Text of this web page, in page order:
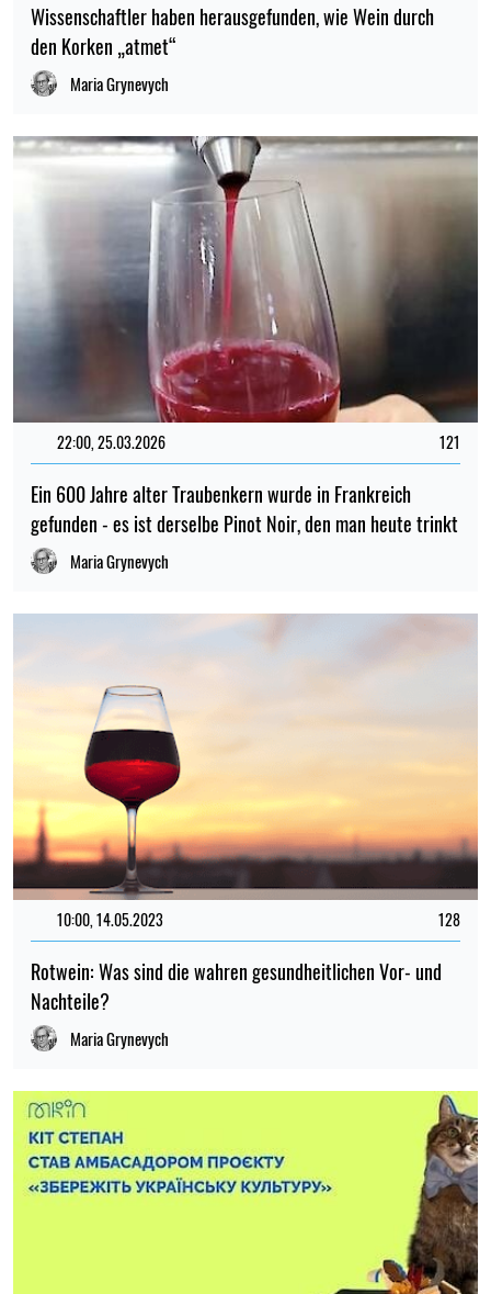
Wissenschaftler haben herausgefunden, wie Wein durch
den Korken „atmet“
Maria Grynevych
22:00, 25.03.2026 121
Ein 600 Jahre alter Traubenkern wurde in Frankreich
gefunden - es ist derselbe Pinot Noir, den man heute trinkt
Maria Grynevych
10:00, 14.05.2023 128
Rotwein: Was sind die wahren gesundheitlichen Vor- und
Nachteile?
Maria Grynevych